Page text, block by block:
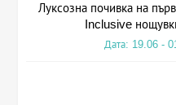
Луксозна почивка на
Inclusive
Дата: 19.06 -